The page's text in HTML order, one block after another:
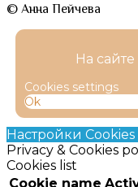
© Анна Пейчева
На
Cookies settings
Ok
Настройки Cookies
Privacy & Cookies
Cookies list
Cookie name